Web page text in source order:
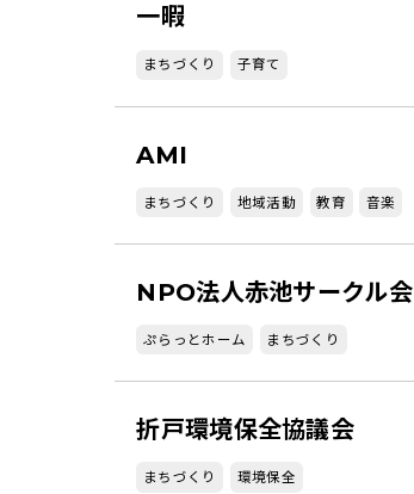
一暇
まちづくり 子育て
AMI
まちづくり 地域活動 教育 音楽
NPO法人赤池サークル会
ぷらっとホーム まちづくり
折戸環境保全協議会
まちづくり 環境保全